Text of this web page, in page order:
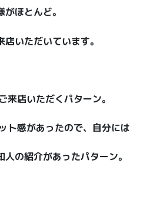
ほとんど。
いただいています。
店いただくパターン。
ト感があったので、自分には
の紹介があったパターン。